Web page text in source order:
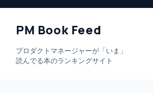
PM Book Feed
プロダクトマネージャーが「いま」
読んでる本のランキングサイト